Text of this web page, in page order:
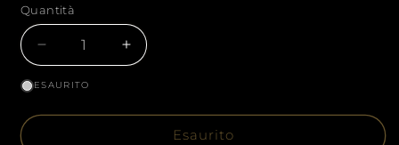
Quantità
Quantità
Diminuisci
quantità
per
Aumenta
quantità
ESAURITO
Esaurito